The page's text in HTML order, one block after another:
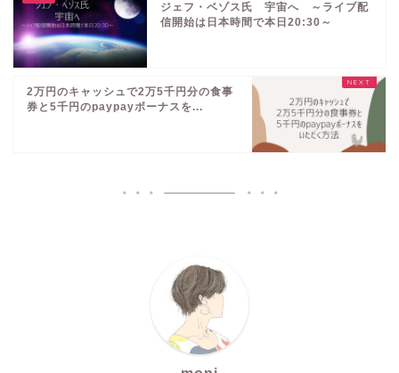
ジェフ・ベゾス氏 宇宙へ ～ライブ配
信開始は日本時間で本日20:30～
2万円のキャッシュで2万5千円分の食事
券と5千円のpaypayボーナスを...